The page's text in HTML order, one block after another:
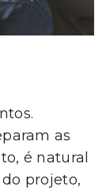
as
é natural
projeto,